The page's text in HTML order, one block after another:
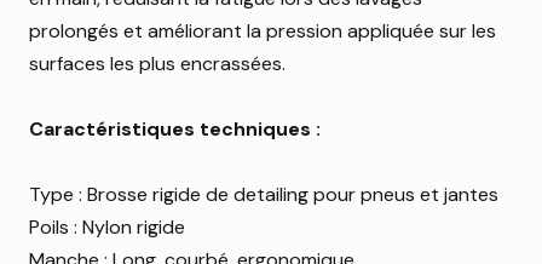
prolongés et améliorant la pression appliquée sur les
surfaces les plus encrassées.
Caractéristiques techniques :
Type : Brosse rigide de detailing pour pneus et jantes
Poils : Nylon rigide